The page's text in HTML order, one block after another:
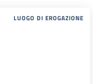
LUOGO DI EROGAZIONE